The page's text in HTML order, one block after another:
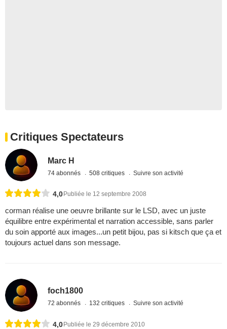
Critiques Spectateurs
Marc H
74 abonnés 508 critiques Suivre son activité
4,0 Publiée le 12 septembre 2008
corman réalise une oeuvre brillante sur le LSD, avec un juste
équilibre entre expérimental et narration accessible, sans parler
du soin apporté aux images...un petit bijou, pas si kitsch que ça et
toujours actuel dans son message.
foch1800
72 abonnés 132 critiques Suivre son activité
4,0Publiée le 29 décembre 2010